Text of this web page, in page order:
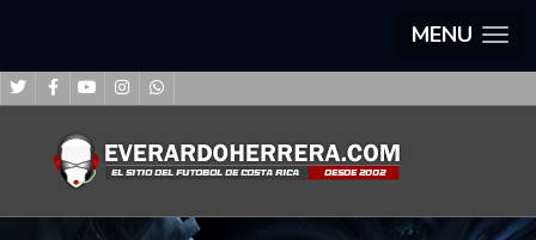
MENU